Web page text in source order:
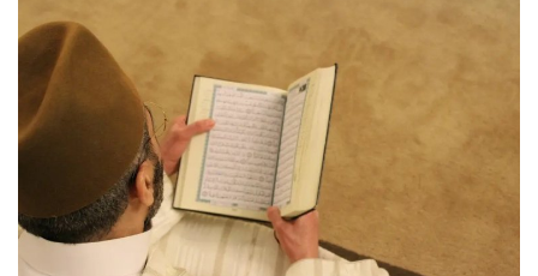
Al-Qur'an Online
Lifestyle
Olahraga
Catatan Tarbiyah